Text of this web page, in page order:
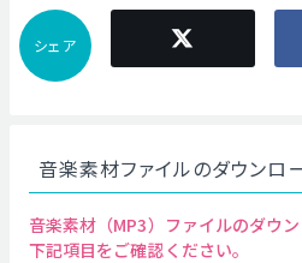
シェア
音楽素材ファイルのダウンロ
音楽素材（MP3）ファイルのダウ
下記項目をご確認ください。